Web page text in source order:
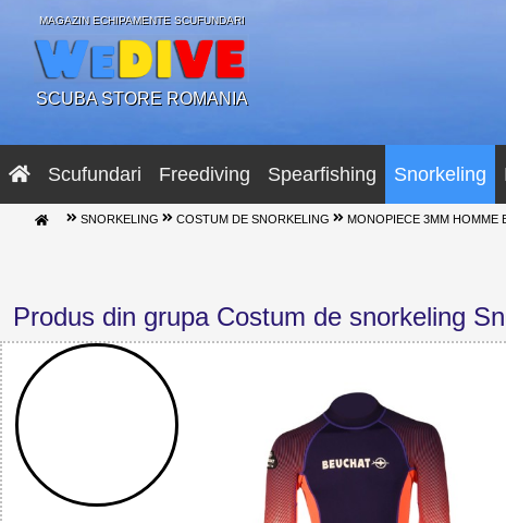
MAGAZIN ECHIPAMENTE SCUFUNDARI
SCUBA STORE ROMANIA
Scufundari Freediving Spearfishing Snorkeling
SNORKELING COSTUM DE SNORKELING MONOPIECE 3MM HOMME
Produs din grupa Costum de snorkeling